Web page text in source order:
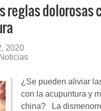
reglas dolorosas
2020
¿Se pueden aliviar
con la acupuntura y
china? La